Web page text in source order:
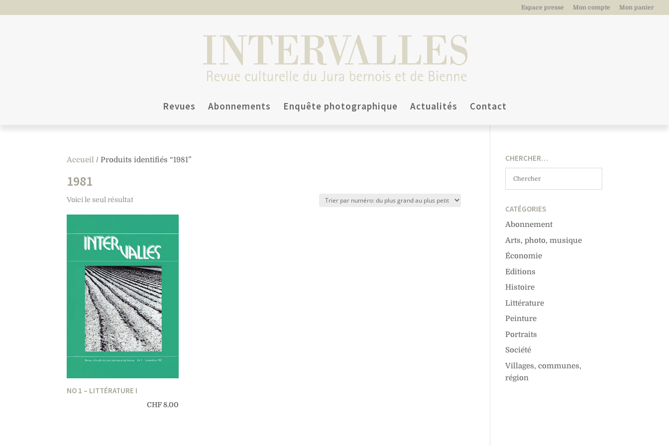
Espace presse Mon compte Mon panier
Revues Abonnements Enquête photographique Actualités Contact
Accueil / Produits identifiés “1981”
1981
Voici le seul résultat
NO 1 – LITTÉRATURE I
CHF8.00
CHERCHER…
CATÉGORIES
Abonnement
Arts, photo, musique
Économie
Editions
Histoire
Littérature
Peinture
Portraits
Société
Villages, communes,
région